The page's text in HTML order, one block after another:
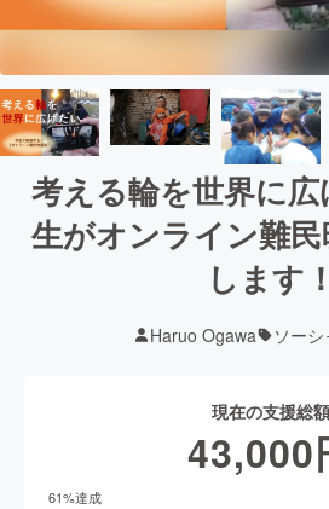
考える輪を世界に
生がオンライン難
します！
Haruo Ogawa ソー
現在の支援総額
43,000
61%達成